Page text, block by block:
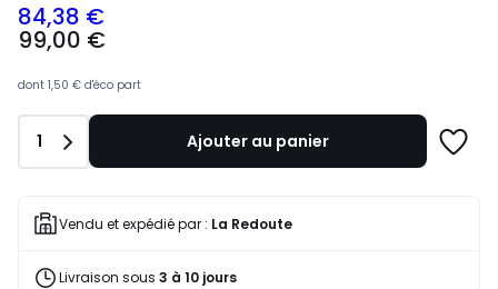
99,00
€
à
programme
pour
payer
place
84,38
84,38 €
99,00 €
dont 1,50 € d'éco part
Quantité
1 Ajouter au panier
Vendu et expédié par : La Redoute
Livraison sous 3 à 10 jours